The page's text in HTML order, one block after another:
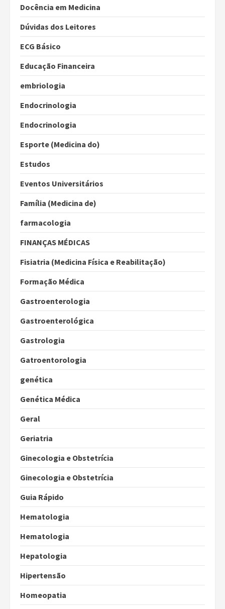
Docência em Medicina
Dúvidas dos Leitores
ECG Básico
Educação Financeira
embriologia
Endocrinologia
Endocrinologia
Esporte (Medicina do)
Estudos
Eventos Universitários
Família (Medicina de)
farmacologia
FINANÇAS MÉDICAS
Fisiatria (Medicina Física e Reabilitação)
Formação Médica
Gastroenterologia
Gastroenterológica
Gastrologia
Gatroentorologia
genética
Genética Médica
Geral
Geriatria
Ginecologia e Obstetrícia
Ginecologia e Obstetrícia
Guia Rápido
Hematologia
Hematologia
Hepatologia
Hipertensão
Homeopatia